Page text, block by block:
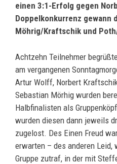
einen 3:1-Erfolg gegen
Doppelkonkurrenz gewann
Möhrig/Kraftschik und
Achtzehn Teilnehmer
am vergangenen
Artur Wolff, Norbert
Sebastian Mörhig wurden
Halbfinalisten als
wurden diesen dann jeweils
zugelost. Des Einen Freud
erwarten – des anderen
Gruppe zutraf, in der mit